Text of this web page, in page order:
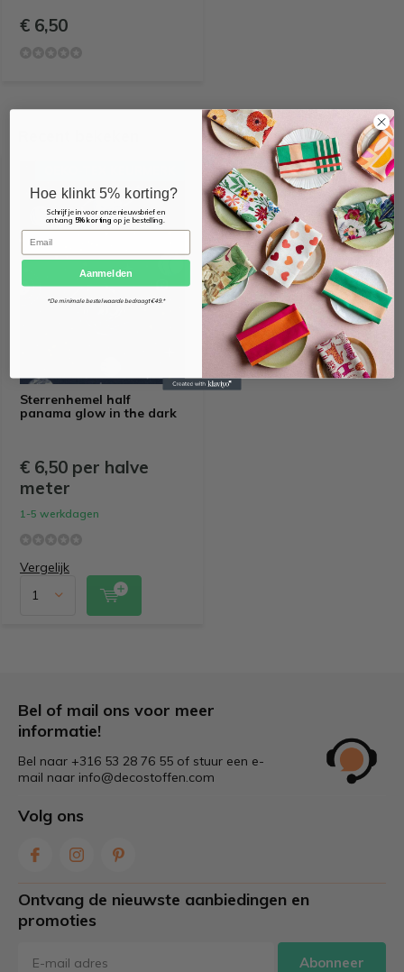
€ 6,50
Sterrenhemel half
panama glow in the dark
€ 6,50 per halve
meter
1-5 werkdagen
Vergelijk
Bel of mail ons voor meer
informatie!
Bel naar +316 53 28 76 55 of stuur een e-
mail naar info@decostoffen.com
Volg ons
Ontvang de nieuwste aanbiedingen en
promoties
Abonneer
Hoe klinkt 5% korting?
Schrijf je in voor onze nieuwsbrief en
ontvang 5% kortingop je bestelling.
Email
Aanmelden
*De minimale bestelwaarde bedraagt €49.*